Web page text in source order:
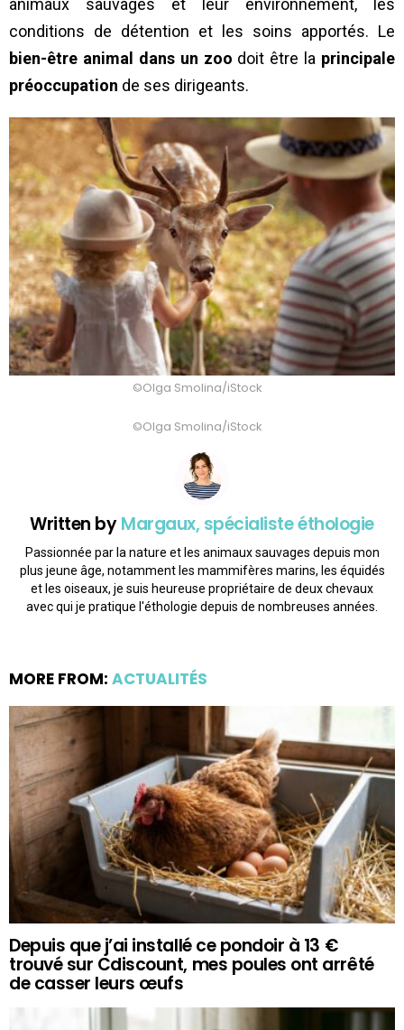
animaux sauvages et leur environnement, les
conditions de détention et les soins apportés. Le
bien-être animal dans un zoo doit être la principale
préoccupation de ses dirigeants.
©Olga Smolina/iStock
©Olga Smolina/iStock
Written byMargaux, spécialiste éthologie
Passionnée par la nature et les animaux sauvages depuis mon
plus jeune âge, notamment les mammifères marins, les équidés
et les oiseaux, je suis heureuse propriétaire de deux chevaux
avec qui je pratique l'éthologie depuis de nombreuses années.
MORE FROM: ACTUALITÉS
Depuis que j’ai installé ce pondoir à 13 €
trouvé sur Cdiscount, mes poules ont arrêté
de casser leurs œufs